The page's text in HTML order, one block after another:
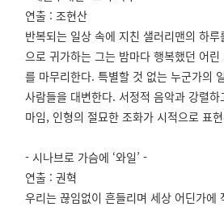
연출 : 조현산
반복되는 일상 속에 지친 샐러리맨의 하
으로 귀가하는 그는 밤마다 행복했던 어
를 마무리한다. 특별할 것 없는 누군가의
사람들을 대변한다. 서정적 음악과 강렬
마임, 인형의 절묘한 조화가 시적으로 표
- 시나브로 가슴에 ‘와일’ -
연출 : 권혁
우리는 끊임없이 흔들리며 세상 어딘가에